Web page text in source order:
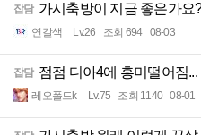
잡담 가시축방이 지금 좋은가요
연갈색 Lv.26 조회 694 08-03
잡담 점점 디아4에 흥미떨어짐...
레오폴드k Lv.75 조회 1140 08-01